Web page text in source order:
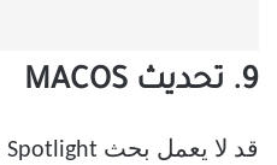
9. تحديث MACOS